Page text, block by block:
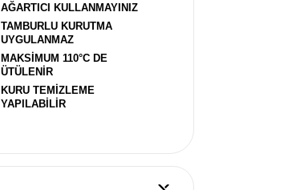
AĞARTICI KULLANMAYINIZ
TAMBURLU KURUTMA
UYGULANMAZ
MAKSİMUM 110°C DE
ÜTÜLENİR
KURU TEMİZLEME
YAPILABİLİR